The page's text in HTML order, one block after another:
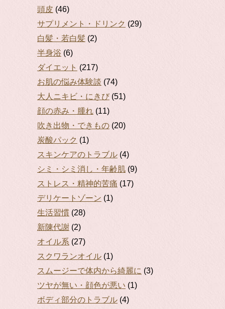
頭皮 (46)
サプリメント・ドリンク (29)
白髪・若白髪 (2)
半身浴 (6)
ダイエット (217)
お肌の悩み体験談 (74)
大人ニキビ・にきび (51)
顔の赤み・腫れ (11)
吹き出物・できもの (20)
炭酸パック (1)
スキンケアのトラブル (4)
シミ・シミ消し・年齢肌 (9)
ストレス・精神的苦痛 (17)
デリケートゾーン (1)
生活習慣 (28)
新陳代謝 (2)
オイル系 (27)
スクワランオイル (1)
スムージーで体内から綺麗に (3)
ツヤが無い・顔色が悪い (1)
ボディ部分のトラブル (4)